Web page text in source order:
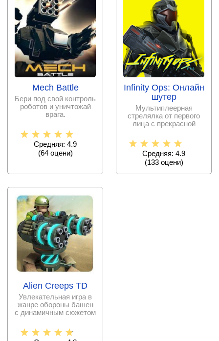
Mech Battle
Бери под свой контроль
роботов и уничтожай
врага.
Средняя: 4.9
(64оцени)
Infinity Ops: Онлайн
шутер
Мультиплеерная
стрелялка от первого
лица с прекрасной
увлекательным
Средняя: 4.9
(133оцени)
Alien Creeps TD
Увлекательная игра в
жанре обороны башен
с динамичным сюжетом